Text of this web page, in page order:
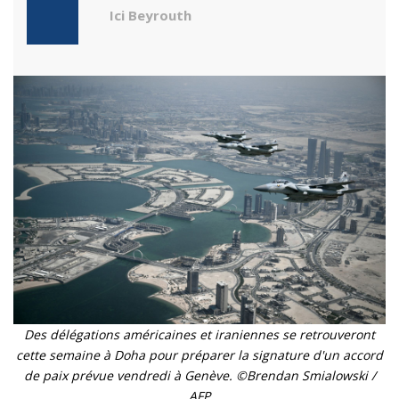
Ici Beyrouth
Des délégations américaines et iraniennes se retrouveront
cette semaine à Doha pour préparer la signature d'un accord
de paix prévue vendredi à Genève. ©Brendan Smialowski /
AFP